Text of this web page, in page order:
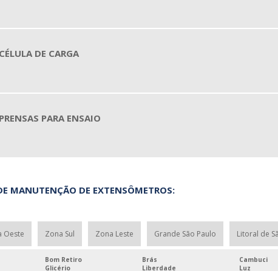
DE CARGA
PARA ENSAIO
MANUTENÇÃO DE EXTENSÔMETROS:
Oeste Zona Sul Zona Leste Grande São Paulo Litoral de
Bom Retiro Brás Cambuci
Glicério Liberdade Luz